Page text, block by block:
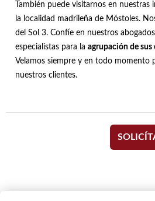
También puede visitarnos en nuestras
la localidad madrileña de Móstoles.
del Sol 3. Confíe en nuestros
especialistas para la agrupación de sus
Velamos siempre y en todo momento
nuestros clientes.